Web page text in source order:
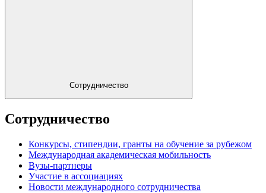
Сотрудничество
Сотрудничество
Конкурсы, стипендии, гранты на обучение за рубежом
Международная академическая мобильность
Вузы-партнеры
Участие в ассоциациях
Новости международного сотрудничества